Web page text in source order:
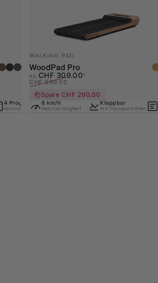
dunkelgrau
grau
4 Programme
vorinstalliert
Platzsparend
mit Transportrollen
150 kg
Belastbarkeit
WALKING PAD
WoodPad Pro
Verkaufspreis
Ab CHF 309.00*
Normaler Preis
CHF 599.00
Spare CHF 290.00
8 km/h
Geschwindigkeit
Klappbar
mit Transportrollen